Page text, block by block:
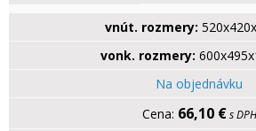
vnút. rozmery:
vonk. rozmery:
Na objednávku
66,10 € s DPH